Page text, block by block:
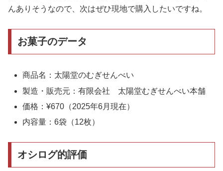
んありそうなので、次はぜひ現地で購入したいですね。
お菓子のデータ
商品名：太陽堂のむぎせんべい
製造・販売元：有限会社 太陽堂むぎせんべい本舗
価格：¥670（2025年6月現在）
内容量：6袋（12枚）
オシログ的評価